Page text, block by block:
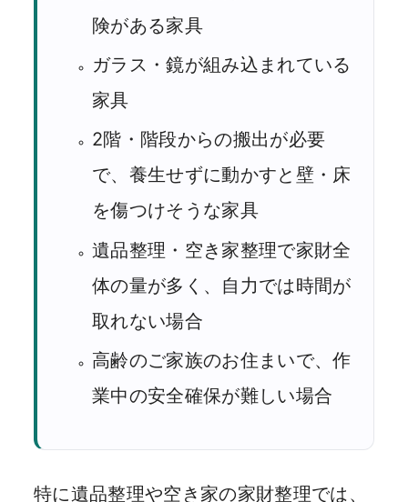
険がある家具
ガラス・鏡が組み込まれている
家具
2階・階段からの搬出が必要
で、養生せずに動かすと壁・床
を傷つけそうな家具
遺品整理・空き家整理で家財全
体の量が多く、自力では時間が
取れない場合
高齢のご家族のお住まいで、作
業中の安全確保が難しい場合
特に遺品整理や空き家の家財整理では、